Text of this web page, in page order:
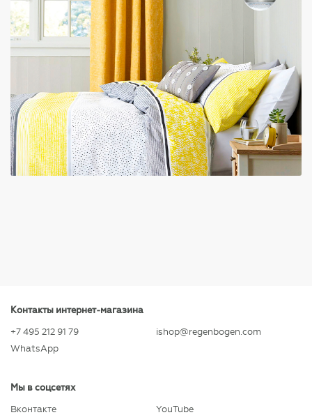
Контакты интернет-магазина
+7 495 212 91 79
WhatsApp
ishop@regenbogen.com
Мы в соцсетях
Вконтакте
YouTube